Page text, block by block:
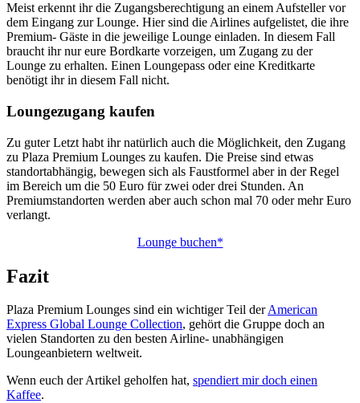
Meist erkennt ihr die Zugangsberechtigung an einem Aufsteller vor
dem Eingang zur Lounge. Hier sind die Airlines aufgelistet, die ihre
Premium- Gäste in die jeweilige Lounge einladen. In diesem Fall
braucht ihr nur eure Bordkarte vorzeigen, um Zugang zu der
Lounge zu erhalten. Einen Loungepass oder eine Kreditkarte
benötigt ihr in diesem Fall nicht.
Loungezugang kaufen
Zu guter Letzt habt ihr natürlich auch die Möglichkeit, den Zugang
zu Plaza Premium Lounges zu kaufen. Die Preise sind etwas
standortabhängig, bewegen sich als Faustformel aber in der Regel
im Bereich um die 50 Euro für zwei oder drei Stunden. An
Premiumstandorten werden aber auch schon mal 70 oder mehr Euro
verlangt.
Lounge buchen*
Fazit
Plaza Premium Lounges sind ein wichtiger Teil derAmerican
Express Global Lounge Collection, gehört die Gruppe doch an
vielen Standorten zu den besten Airline- unabhängigen
Loungeanbietern weltweit.
Wenn euch der Artikel geholfen hat, spendiert mir doch einen
Kaffee.